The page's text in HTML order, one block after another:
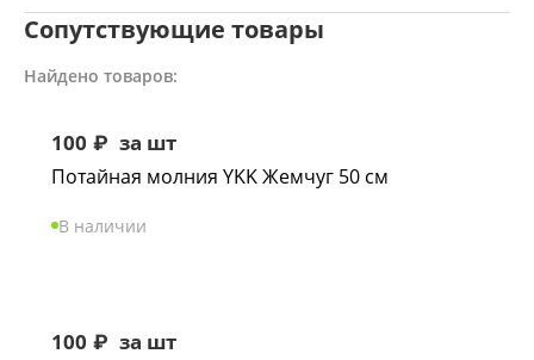
Сопутствующие товары
Найдено товаров:
100 ₽ за шт
Потайная молния YKK Жемчуг 50 см
В наличии
100 ₽ за шт